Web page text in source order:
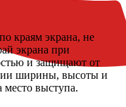
краям экрана, не
экрана при
и защищают от
ширины, высоты и
выступа.